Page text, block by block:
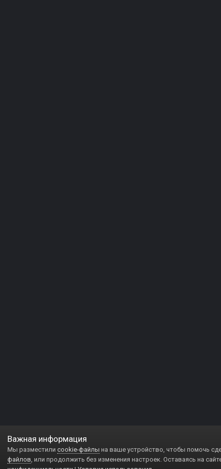
Важная информация
Мы разместили cookie-файлы на ваше устройство, чтобы помочь
файлов, или продолжить без изменения настроек. Оставаясь на